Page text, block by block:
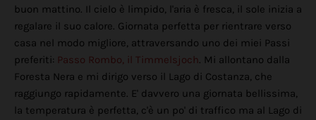
buon mattino. Il cielo è limpido, l'aria è fresca, il sole inizia a
regalare il suo calore. Giornata perfetta per rientrare verso
casa nel modo migliore, attraversando uno dei miei Passi
preferiti: Passo Rombo, il Timmelsjoch. Mi allontano dalla
Foresta Nera e mi dirigo verso il Lago di Costanza, che
raggiungo rapidamente. E' davvero una giornata bellissima,
la temperatura è perfetta, c'è un po' di traffico ma al Lago di